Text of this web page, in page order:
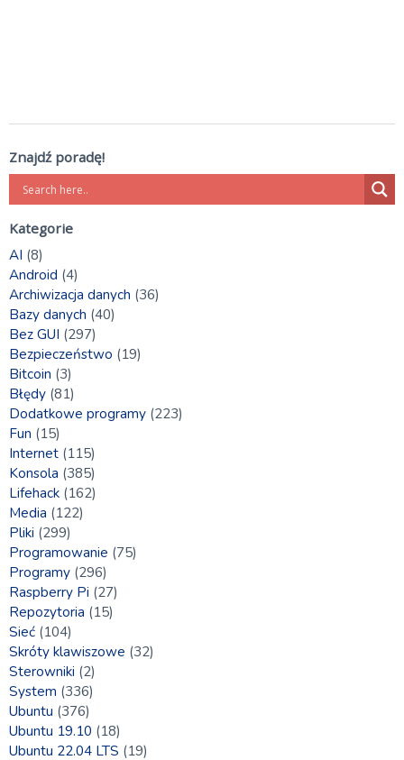
Znajdź poradę!
Kategorie
AI (8)
Android (4)
Archiwizacja danych (36)
Bazy danych (40)
Bez GUI (297)
Bezpieczeństwo (19)
Bitcoin (3)
Błędy (81)
Dodatkowe programy (223)
Fun (15)
Internet (115)
Konsola (385)
Lifehack (162)
Media (122)
Pliki (299)
Programowanie (75)
Programy (296)
Raspberry Pi (27)
Repozytoria (15)
Sieć (104)
Skróty klawiszowe (32)
Sterowniki (2)
System (336)
Ubuntu (376)
Ubuntu 19.10 (18)
Ubuntu 22.04 LTS (19)